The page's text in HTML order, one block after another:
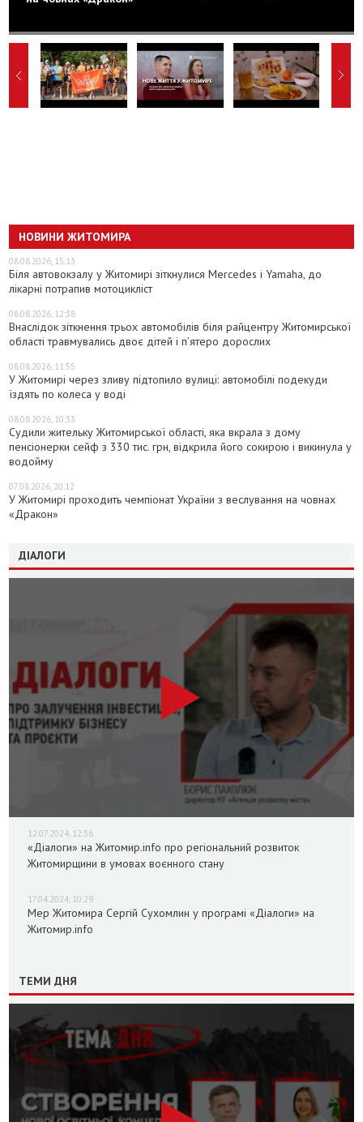
НОВИНИ ЖИТОМИРА
08.08.2026, 15:13
Біля автовокзалу у Житомирі зіткнулися Mercedes і Yamaha, до
лікарні потрапив мотоцикліст
08.08.2026, 12:38
Внаслідок зіткнення трьох автомобілів біля райцентру Житомирської
області травмувались двоє дітей і пʼятеро дорослих
08.08.2026, 11:55
У Житомирі через зливу підтопило вулиці: автомобілі подекуди
їздять по колеса у воді
08.08.2026, 10:33
Судили жительку Житомирської області, яка вкрала з дому
пенсіонерки сейф з 330 тис. грн, відкрила його сокирою і викинула у
водойму
07.08.2026, 20:12
У Житомирі проходить чемпіонат України з веслування на човнах
«Дракон»
ДІАЛОГИ
12.07.2024, 12:36
«Діалоги» на Житомир.info про регіональний розвиток
Житомирщини в умовах воєнного стану
17.04.2024, 10:29
Мер Житомира Сергій Сухомлин у програмі «Діалоги» на
Житомир.info
ТЕМИ ДНЯ